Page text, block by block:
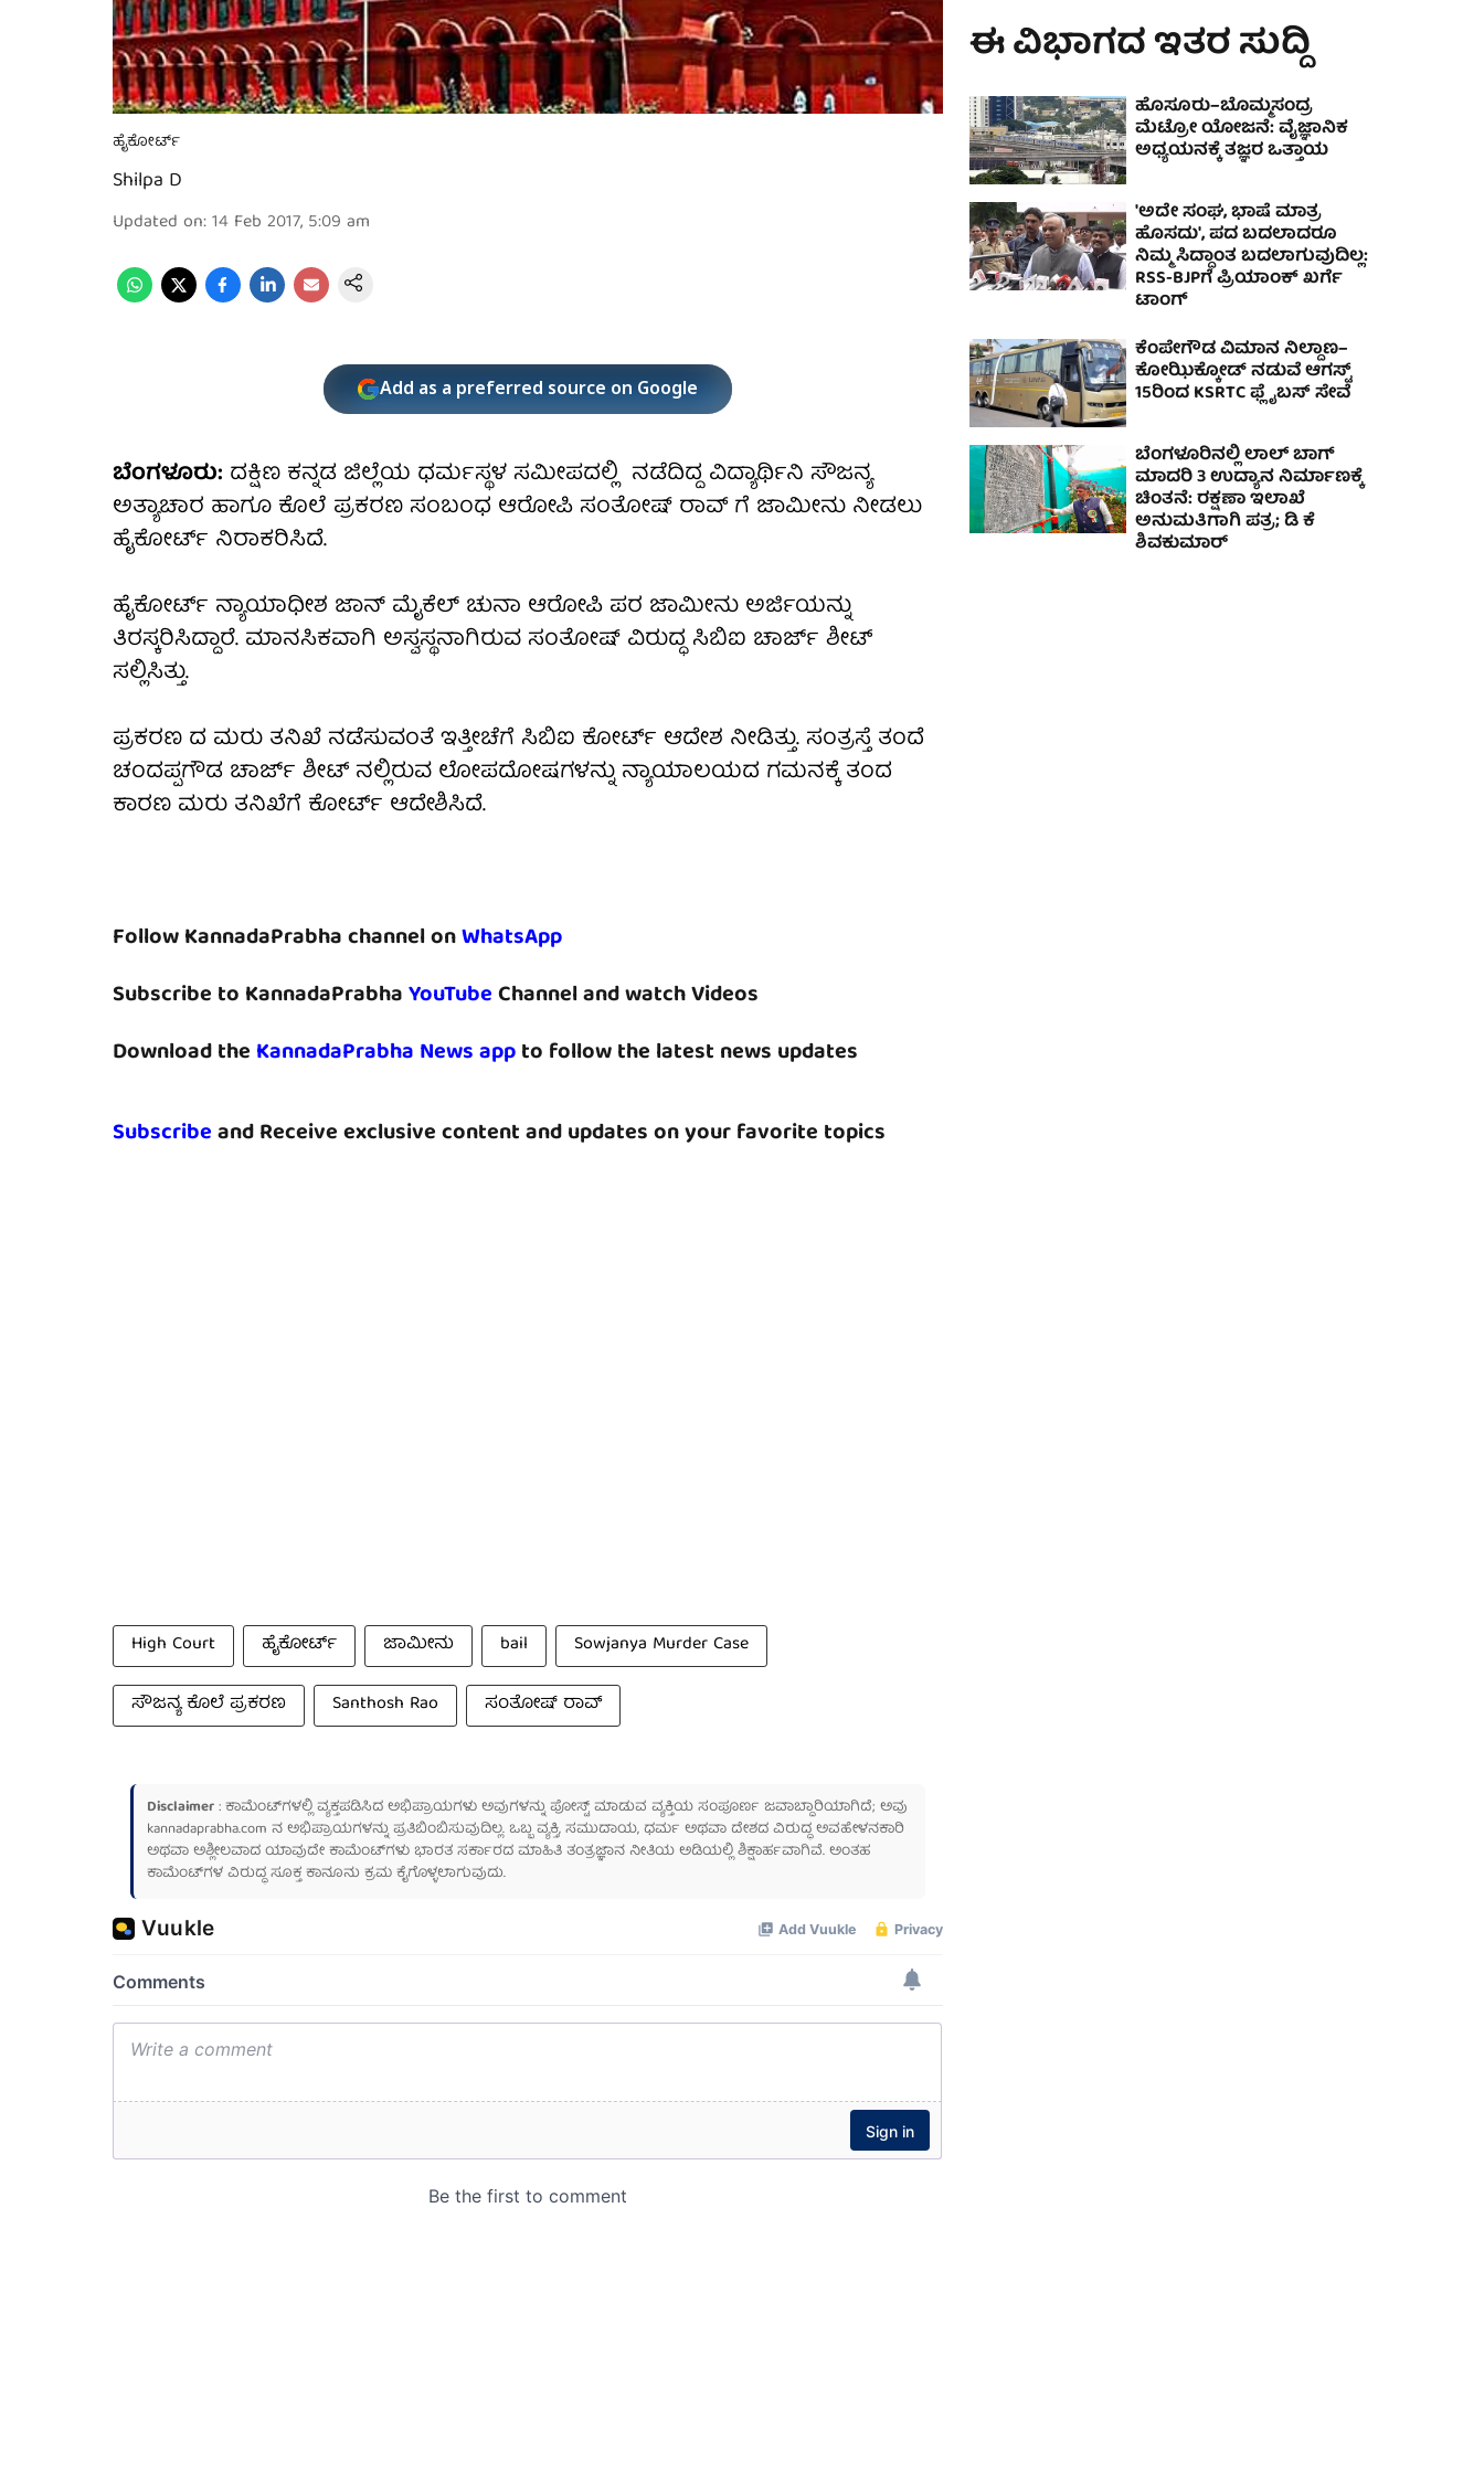
ಹೈಕೋರ್ಟ್
Shilpa D
Updated on:14 Feb 2017, 5:09 am
Add as a preferred source on Google
ಬೆಂಗಳೂರು: ದಕ್ಷಿಣ ಕನ್ನಡ ಜಿಲ್ಲೆಯ ಧರ್ಮಸ್ಥಳ ಸಮೀಪದಲ್ಲಿ ನಡೆದಿದ್ದ ವಿದ್ಯಾರ್ಥಿನಿ ಸೌಜನ್ಯ
ಅತ್ಯಾಚಾರ ಹಾಗೂ ಕೊಲೆ ಪ್ರಕರಣ ಸಂಬಂಧ ಆರೋಪಿ ಸಂತೋಷ್ ರಾವ್ ಗೆ ಜಾಮೀನು ನೀಡಲು
ಹೈಕೋರ್ಟ್ ನಿರಾಕರಿಸಿದೆ.
ಹೈಕೋರ್ಟ್ ನ್ಯಾಯಾಧೀಶ ಜಾನ್ ಮೈಕೆಲ್ ಚುನಾ ಆರೋಪಿ ಪರ ಜಾಮೀನು ಅರ್ಜಿಯನ್ನು
ತಿರಸ್ಕರಿಸಿದ್ದಾರೆ. ಮಾನಸಿಕವಾಗಿ ಅಸ್ವಸ್ಥನಾಗಿರುವ ಸಂತೋಷ್ ವಿರುದ್ಧ ಸಿಬಿಐ ಚಾರ್ಜ್ ಶೀಟ್
ಸಲ್ಲಿಸಿತ್ತು.
ಪ್ರಕರಣ ದ ಮರು ತನಿಖೆ ನಡೆಸುವಂತೆ ಇತ್ತೀಚೆಗೆ ಸಿಬಿಐ ಕೋರ್ಟ್ ಆದೇಶ ನೀಡಿತ್ತು. ಸಂತ್ರಸ್ತೆ ತಂದೆ
ಚಂದಪ್ಪಗೌಡ ಚಾರ್ಜ್ ಶೀಟ್ ನಲ್ಲಿರುವ ಲೋಪದೋಷಗಳನ್ನು ನ್ಯಾಯಾಲಯದ ಗಮನಕ್ಕೆ ತಂದ
ಕಾರಣ ಮರು ತನಿಖೆಗೆ ಕೋರ್ಟ್ ಆದೇಶಿಸಿದೆ.
Follow KannadaPrabha channel onWhatsApp
Subscribe to KannadaPrabhaYouTubeChannel and watch Videos
Download the KannadaPrabha News appto follow the latest news updates
Subscribeand Receive exclusive content and updates on your favorite topics
High Court ಹೈಕೋರ್ಟ್ ಜಾಮೀನು bail
Sowjanya Murder Case
ಸೌಜನ್ಯ ಕೊಲೆ ಪ್ರಕರಣ
Santhosh Rao ಸಂತೋಷ್ ರಾವ್
Disclaimer: ಕಾಮೆಂಟ್‌ಗಳಲ್ಲಿ ವ್ಯಕ್ತಪಡಿಸಿದ ಅಭಿಪ್ರಾಯಗಳು ಅವುಗಳನ್ನು ಪೋಸ್ಟ್ ಮಾಡುವ ವ್ಯಕ್ತಿಯ ಸಂಪೂರ್ಣ ಜವಾಬ್ದಾರಿಯಾಗಿದೆ; ಅವು
kannadaprabha.com ನ ಅಭಿಪ್ರಾಯಗಳನ್ನು ಪ್ರತಿಬಿಂಬಿಸುವುದಿಲ್ಲ. ಒಬ್ಬ ವ್ಯಕ್ತಿ, ಸಮುದಾಯ, ಧರ್ಮ ಅಥವಾ ದೇಶದ ವಿರುದ್ಧ ಅವಹೇಳನಕಾರಿ
ಅಥವಾ ಅಶ್ಲೀಲವಾದ ಯಾವುದೇ ಕಾಮೆಂಟ್‌ಗಳು ಭಾರತ ಸರ್ಕಾರದ ಮಾಹಿತಿ ತಂತ್ರಜ್ಞಾನ ನೀತಿಯ ಅಡಿಯಲ್ಲಿ ಶಿಕ್ಷಾರ್ಹವಾಗಿವೆ. ಅಂತಹ
ಕಾಮೆಂಟ್‌ಗಳ ವಿರುದ್ಧ ಸೂಕ್ತ ಕಾನೂನು ಕ್ರಮ ಕೈಗೊಳ್ಳಲಾಗುವುದು.
ಈ ವಿಭಾಗದ ಇತರ ಸುದ್ದಿ
ಹೊಸೂರು–ಬೊಮ್ಮಸಂದ್ರ
ಮೆಟ್ರೋ ಯೋಜನೆ: ವೈಜ್ಞಾನಿಕ
ಅಧ್ಯಯನಕ್ಕೆ ತಜ್ಞರ ಒತ್ತಾಯ
'ಅದೇ ಸಂಘ, ಭಾಷೆ ಮಾತ್ರ
ಹೊಸದು', ಪದ ಬದಲಾದರೂ
ನಿಮ್ಮ ಸಿದ್ಧಾಂತ ಬದಲಾಗುವುದಿಲ್ಲ:
RSS-BJPಗೆ ಪ್ರಿಯಾಂಕ್‌ ಖರ್ಗೆ
ಟಾಂಗ್‌
ಕೆಂಪೇಗೌಡ ವಿಮಾನ ನಿಲ್ದಾಣ–
ಕೋಝಿಕ್ಕೋಡ್ ನಡುವೆ ಆಗಸ್ಟ್
15ರಿಂದ KSRTC ಫ್ಲೈಬಸ್ ಸೇವೆ
ಬೆಂಗಳೂರಿನಲ್ಲಿ ಲಾಲ್ ಬಾಗ್
ಮಾದರಿ 3 ಉದ್ಯಾನ ನಿರ್ಮಾಣಕ್ಕೆ
ಚಿಂತನೆ: ರಕ್ಷಣಾ ಇಲಾಖೆ
ಅನುಮತಿಗಾಗಿ ಪತ್ರ; ಡಿ ಕೆ
ಶಿವಕುಮಾರ್